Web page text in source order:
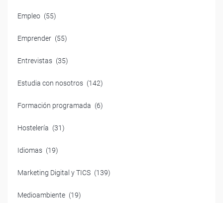
Empleo (55)
Emprender (55)
Entrevistas (35)
Estudia con nosotros (142)
Formación programada (6)
Hostelería (31)
Idiomas (19)
Marketing Digital y TICS (139)
Medioambiente (19)